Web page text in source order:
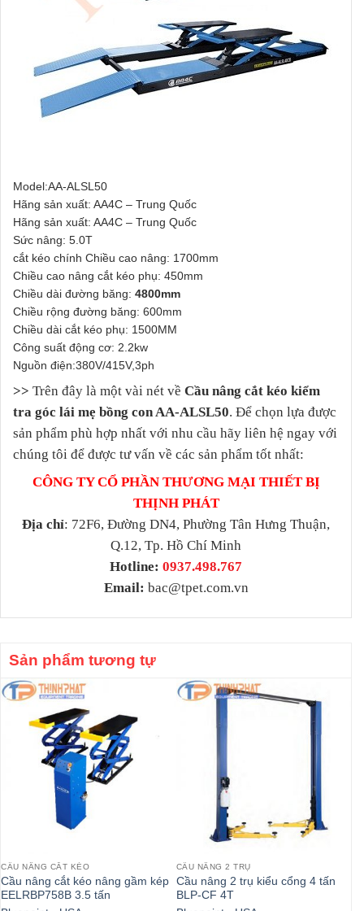
Model:AA-ALSL50
Hãng sản xuất: AA4C – Trung Quốc
Hãng sản xuất: AA4C – Trung Quốc
Sức nâng: 5.0T
cắt kéo chính Chiều cao nâng: 1700mm
Chiều cao nâng cắt kéo phụ: 450mm
Chiều dài đường băng: 4800mm
Chiều rộng đường băng: 600mm
Chiều dài cắt kéo phụ: 1500MM
Công suất động cơ: 2.2kw
Nguồn điện:380V/415V,3ph
>> Trên đây là một vài nét về Cầu nâng cắt kéo kiểm
tra góc lái mẹ bồng con AA-ALSL50. Để chọn lựa được
sản phẩm phù hợp nhất với nhu cầu hãy liên hệ ngay với
chúng tôi để được tư vấn về các sản phẩm tốt nhất:
CÔNG TY CỔ PHẦN THƯƠNG MẠI THIẾT BỊ
THỊNH PHÁT
Địa chỉ: 72F6, Đường DN4, Phường Tân Hưng Thuận,
Q.12, Tp. Hồ Chí Minh
Hotline: 0937.498.767
Email: bac@tpet.com.vn
Sản phẩm tương tự
CẦU NÂNG CẮT KÉO
Cầu nâng cắt kéo nâng gầm kép
EELRBP758B 3.5 tấn
CẦU NÂNG 2 TRỤ
Cầu nâng 2 trụ kiểu cổng 4 tấn
BLP-CF 4T